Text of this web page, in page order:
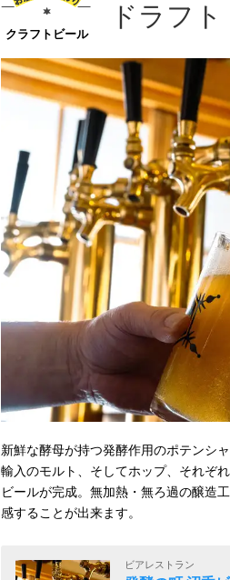
クラフトビール
ドラフ
新鮮な酵母が持つ発酵作用のポテンシ
輸入のモルト、そしてホップ、それぞ
ビールが完成。無加熱・無ろ過の醸造
感することが出来ます。
ビアレストラン